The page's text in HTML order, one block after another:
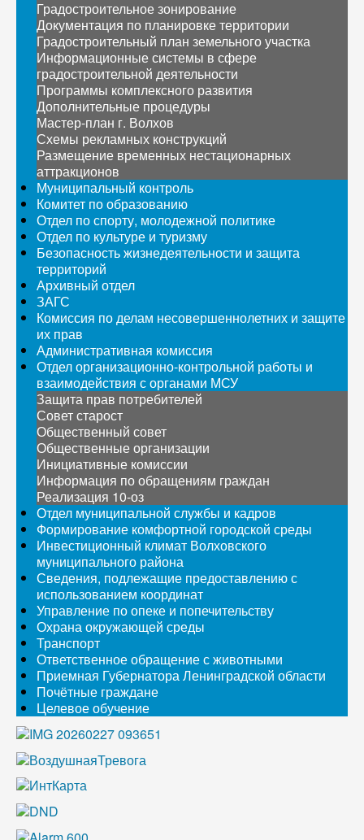
Градостроительное зонирование
Документация по планировке территории
Градостроительный план земельного участка
Информационные системы в сфере
градостроительной деятельности
Программы комплексного развития
Дополнительные процедуры
Мастер-план г. Волхов
Схемы рекламных конструкций
Размещение временных нестационарных
аттракционов
Муниципальный контроль
Комитет по образованию
Отдел по спорту, молодежной политике
Отдел по культуре и туризму
Безопасность жизнедеятельности и защита
территорий
Архивный отдел
ЗАГС
Комиссия по делам несовершеннолетних и защите
их прав
Административная комиссия
Отдел организационно-контрольной работы и
взаимодействия с органами МСУ
Защита прав потребителей
Совет старост
Общественный совет
Общественные организации
Инициативные комиссии
Информация по обращениям граждан
Реализация 10-оз
Отдел муниципальной службы и кадров
Формирование комфортной городской среды
Инвестиционный климат Волховского
муниципального района
Сведения, подлежащие предоставлению с
использованием координат
Управление по опеке и попечительству
Охрана окружающей среды
Транспорт
Ответственное обращение с животными
Приемная Губернатора Ленинградской области
Почётные граждане
Целевое обучение